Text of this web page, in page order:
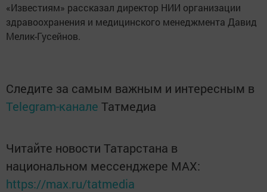
«Известиям» рассказал директор НИИ организации
здравоохранения и медицинского менеджмента Давид
Мелик-Гусейнов.
Следите за самым важным и интересным в
Telegram-канале Татмедиа
Читайте новости Татарстана в
национальном мессенджере MАХ:
https://max.ru/tatmedia